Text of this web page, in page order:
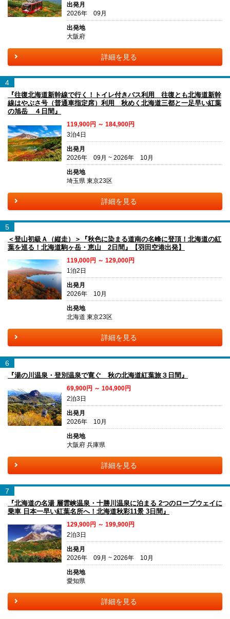
出発月
2026年 09月
出発地
大阪府
詳細を見る
4
『往復北海道新幹線で行く！トイレ付きバス利用 往復とも北海道新幹
線はやぶさ号（普通車指定席）利用 秋めく北海道三都と一足早い紅葉
の旭岳 ４日間』
119,900円 ～ 184,900円
3泊4日
出発月
2026年 09月 ~ 2026年 10月
出発地
埼玉県 東京23区
詳細を見る
5
＜登山初級Ａ（縦走）＞『秋色に染まる道南の名峰に登頂！北海道の紅
葉を巡る！北海道駒ヶ岳・恵山 2日間』【羽田空港出発】
119,000円 ～ 129,000円
1泊2日
出発月
2026年 10月
出発地
北海道 東京23区
詳細を見る
6
『湯の川温泉・登別温泉で寛ぐ 秋の北海道紅葉旅３日間』
69,900円 ～ 104,900円
2泊3日
出発月
2026年 10月
出発地
大阪府 兵庫県
詳細を見る
7
『北海道の名湯 層雲峡温泉・十勝川温泉に泊まる 2つのロープウェイに
乗車 日本一早い紅葉名所へ！北海道秋彩11景 3日間』
129,900円 ～ 199,900円
2泊3日
出発月
2026年 09月 ~ 2026年 10月
出発地
愛知県
詳細を見る